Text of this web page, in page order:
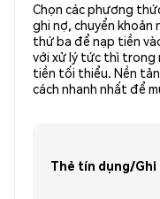
Chọn các phương
ghi nợ, chuyển khoản
thứ ba để nạp tiền
với xử lý tức thì trong
tiền tối thiểu. Nền
cách nhanh nhất để
Thẻ tín dụng/Ghi